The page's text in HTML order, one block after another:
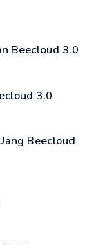
Beecloud 3.0
3.0
Beecloud